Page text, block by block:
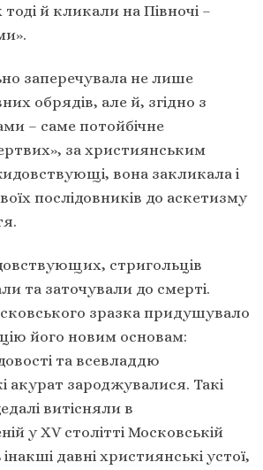
й кликали на Півночі –
заперечувала не лише
обрядів, але й, згідно з
– саме потойбічне
за християнським
вона закликала і
послідовників до аскетизму
стригольців
та заточували до смерті.
зразка придушувало
його новим основам:
та всевладдю
акурат зароджувалися. Такі
витісняли в
у ХV столітті Московській
давні християнські устої,